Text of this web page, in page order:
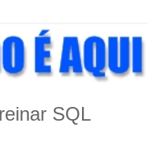
SQL